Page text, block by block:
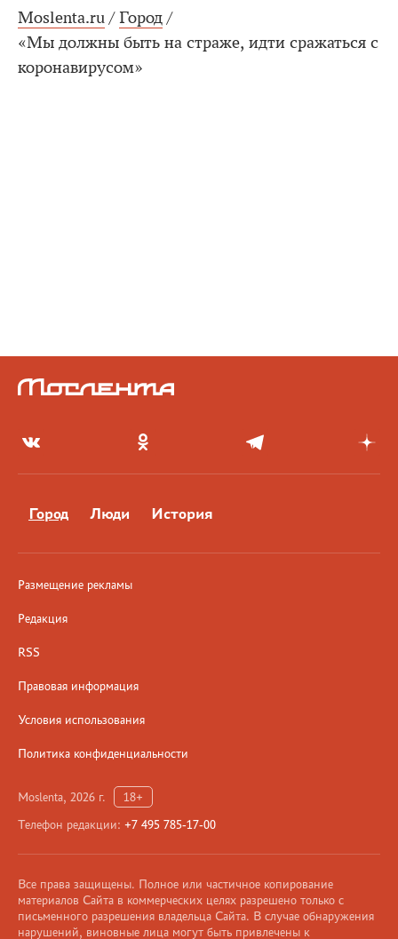
Moslenta.ru / Город /
«Мы должны быть на страже, идти сражаться с
коронавирусом»
Город Люди История
Размещение рекламы
Редакция
RSS
Правовая информация
Условия использования
Политика конфиденциальности
Moslenta, 2026 г.
18+
Телефон редакции: +7 495 785-17-00
Все права защищены. Полное или частичное копирование
материалов Сайта в коммерческих целях разрешено только с
письменного разрешения владельца Сайта. В случае обнаружения
нарушений, виновные лица могут быть привлечены к